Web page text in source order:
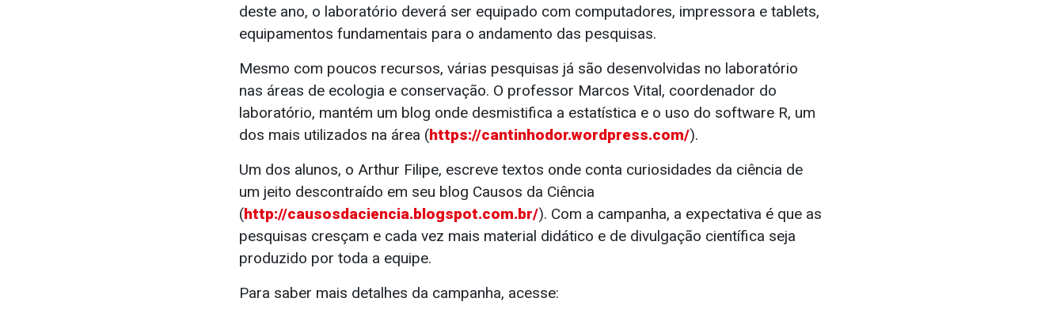
deste ano, o laboratório deverá ser equipado com computadores, impressora e tablets,
equipamentos fundamentais para o andamento das pesquisas.
Mesmo com poucos recursos, várias pesquisas já são desenvolvidas no laboratório
nas áreas de ecologia e conservação. O professor Marcos Vital, coordenador do
laboratório, mantém um blog onde desmistifica a estatística e o uso do software R, um
dos mais utilizados na área (https://cantinhodor.wordpress.com/).
Um dos alunos, o Arthur Filipe, escreve textos onde conta curiosidades da ciência de
um jeito descontraído em seu blog Causos da Ciência
(http://causosdaciencia.blogspot.com.br/). Com a campanha, a expectativa é que as
pesquisas cresçam e cada vez mais material didático e de divulgação científica seja
produzido por toda a equipe.
Para saber mais detalhes da campanha, acesse: